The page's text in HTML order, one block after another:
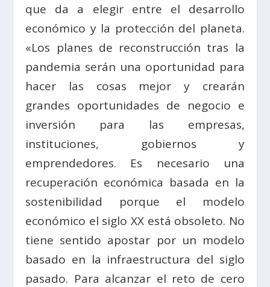
que da a elegir entre el desarrollo
económico y la protección del planeta.
«Los planes de reconstrucción tras la
pandemia serán una oportunidad para
hacer las cosas mejor y crearán
grandes oportunidades de negocio e
inversión para las empresas,
instituciones, gobiernos y
emprendedores. Es necesario una
recuperación económica basada en la
sostenibilidad porque el modelo
económico el siglo XX está obsoleto. No
tiene sentido apostar por un modelo
basado en la infraestructura del siglo
pasado. Para alcanzar el reto de cero